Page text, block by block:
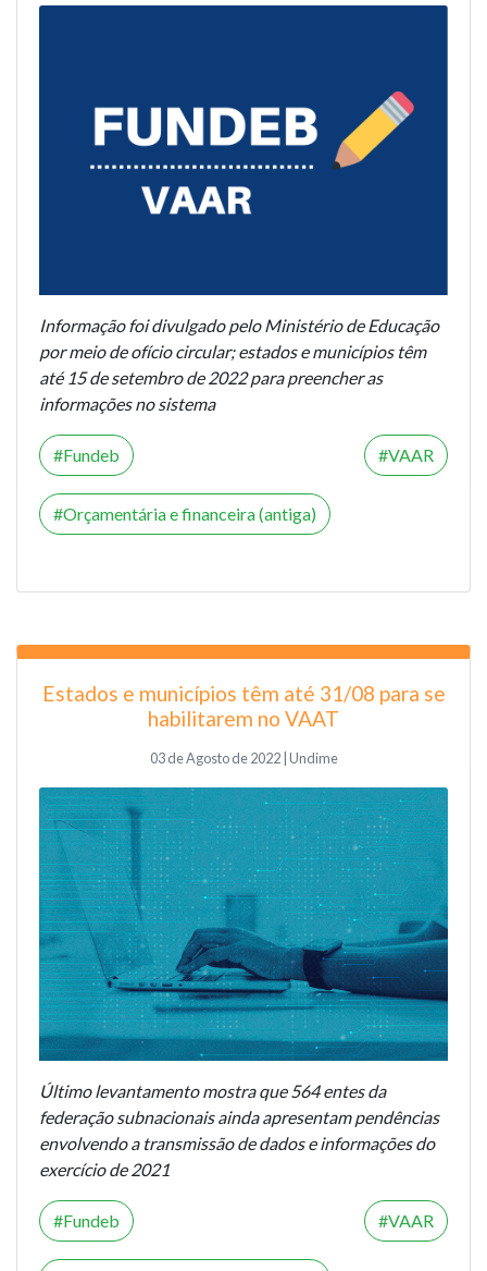
Informação foi divulgado pelo Ministério de Educação
por meio de ofício circular; estados e municípios têm
até 15 de setembro de 2022 para preencher as
informações no sistema
Fundeb VAAR
Orçamentária e financeira (antiga)
Estados e municípios têm até 31/08 para se
habilitarem no VAAT
03 de Agosto de 2022 | Undime
Último levantamento mostra que 564 entes da
federação subnacionais ainda apresentam pendências
envolvendo a transmissão de dados e informações do
exercício de 2021
Fundeb VAAR